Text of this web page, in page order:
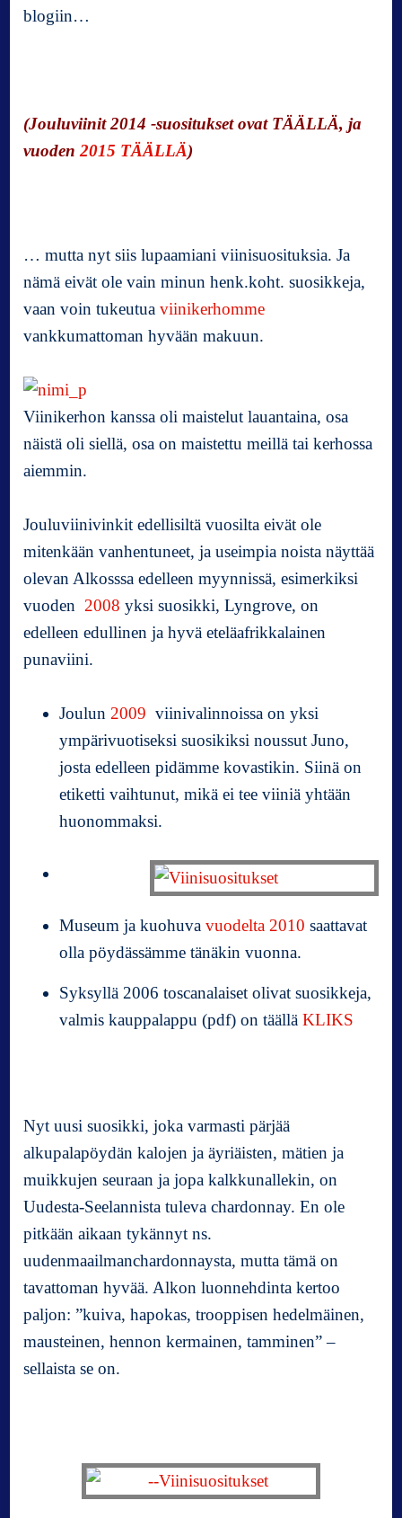
t
?
blogiin…
(Jouluviinit 2014 -suositukset ovat TÄÄLLÄ, ja
vuoden2015 TÄÄLLÄ)
… mutta nyt siis lupaamiani viinisuosituksia. Ja
nämä eivät ole vain minun henk.koht. suosikkeja,
vaan voin tukeutuaviinikerhomme
vankkumattoman hyvään makuun.
Viinikerhon kanssa oli maistelut lauantaina, osa
näistä oli siellä, osa on maistettu meillä tai kerhossa
aiemmin.
Jouluviinivinkit edellisiltä vuosilta eivät ole
mitenkään vanhentuneet, ja useimpia noista näyttää
olevan Alkosssa edelleen myynnissä, esimerkiksi
vuoden2008 yksi suosikki, Lyngrove, on
edelleen edullinen ja hyvä eteläafrikkalainen
punaviini.
Joulun 2009 viinivalinnoissa on yksi
ympärivuotiseksi suosikiksi noussut Juno,
josta edelleen pidämme kovastikin. Siinä on
etiketti vaihtunut, mikä ei tee viiniä yhtään
huonommaksi.
Museum ja kuohuvavuodelta 2010 saattavat
olla pöydässämme tänäkin vuonna.
Syksyllä 2006 toscanalaiset olivat suosikkeja,
valmis kauppalappu (pdf) on täälläKLIKS
Nyt uusi suosikki, joka varmasti pärjää
alkupalapöydän kalojen ja äyriäisten, mätien ja
muikkujen seuraan ja jopa kalkkunallekin, on
Uudesta-Seelannista tuleva chardonnay. En ole
pitkään aikaan tykännyt ns.
uudenmaailmanchardonnaysta, mutta tämä on
tavattoman hyvää. Alkon luonnehdinta kertoo
paljon: ”kuiva, hapokas, trooppisen hedelmäinen,
mausteinen, hennon kermainen, tamminen” –
sellaista se on.